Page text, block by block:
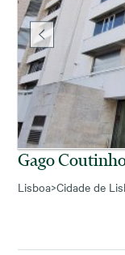
Gago
Lisboa>Cidade de